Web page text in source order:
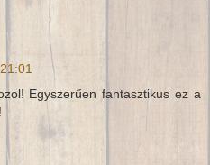
Egyszerűen fantasztikus ez a